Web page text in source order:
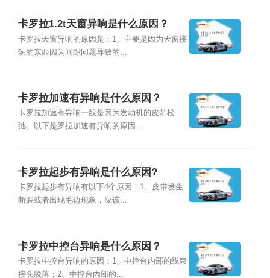
卡罗拉1.2t天窗异响是什么原因？
卡罗拉天窗异响的原因是：1、主要是因为天窗接
触的东西因为间隙问题导致的...
卡罗拉加速有异响是什么原因？
卡罗拉加速有异响一般是因为发动机的皮带松
弛。以下是罗拉加速有异响的原因...
卡罗拉起步有异响是什么原因?
卡罗拉起步有异响有以下4个原因：1、皮带发生
断裂或者出现毛边现象，应该...
卡罗拉中控台异响是什么原因？
卡罗拉中控台异响的原因：1、中控台内部的线束
接头脱落；2、中控台内部的...